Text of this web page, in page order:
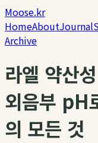
Moose.kr
HomeAboutJournal
Archive
라엘 약산
외음부 pH
의 모든 것